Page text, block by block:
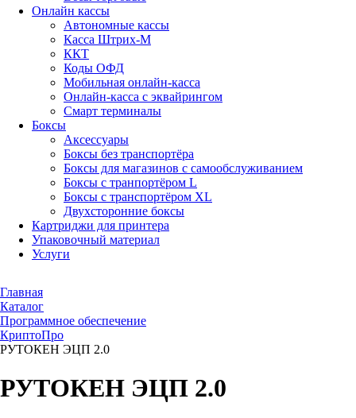
Онлайн кассы
Автономные кассы
Касса Штрих-М
ККТ
Коды ОФД
Мобильная онлайн-касса
Онлайн-касса с эквайрингом
Смарт терминалы
Боксы
Аксессуары
Боксы без транспортёра
Боксы для магазинов с самообслуживанием
Боксы с транпортёром L
Боксы с транспортёром XL
Двухсторонние боксы
Картриджи для принтера
Упаковочный материал
Услуги
Главная
Каталог
Программное обеспечение
КриптоПро
РУТОКЕН ЭЦП 2.0
РУТОКЕН ЭЦП 2.0